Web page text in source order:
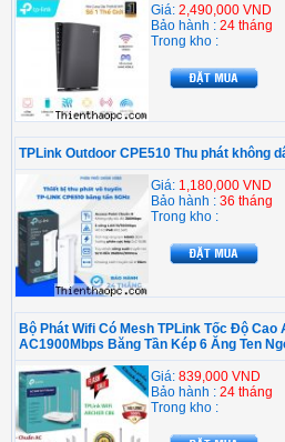
Giá: 2,490,000 VND
Bảo hành : 24 tháng
Trong kho :
TPLink Outdoor CPE510 Thu phát không
Giá: 1,180,000 VND
Bảo hành : 36 tháng
Trong kho :
Bộ Phát Wifi Có Mesh TPLink Tốc Độ Cao
AC1900Mbps Băng Tần Kép 6 Ăng Ten
Giá: 839,000 VND
Bảo hành : 24 tháng
Trong kho :